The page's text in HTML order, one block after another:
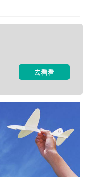
去看看